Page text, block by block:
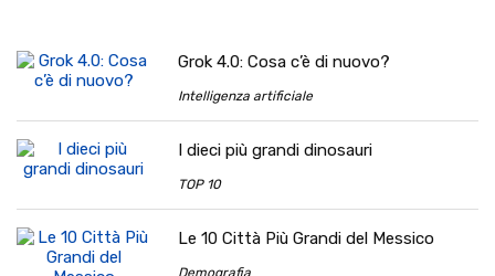
Grok 4.0: Cosa c’è di nuovo?
Intelligenza artificiale
I dieci più grandi dinosauri
TOP 10
Le 10 Città Più Grandi del Messico
Demografia